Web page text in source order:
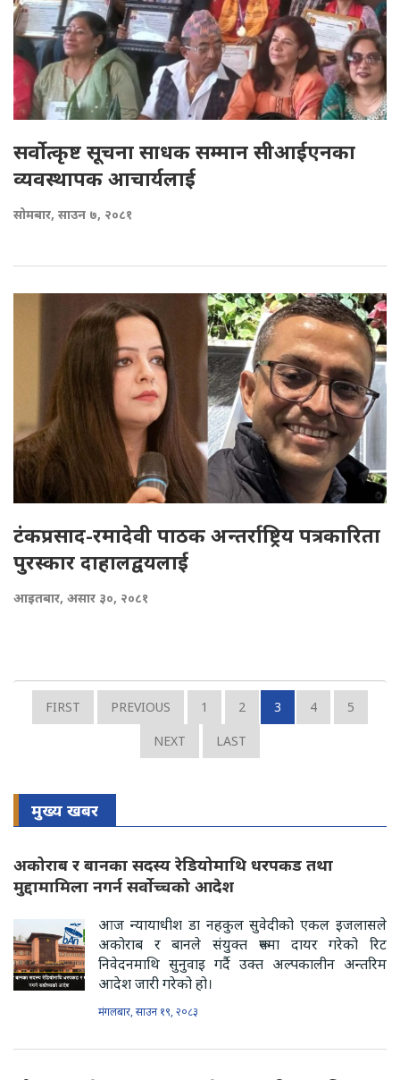
सर्वोत्कृष्ट सूचना साधक सम्मान सीआईएनका
व्यवस्थापक आचार्यलाई
सोमबार, साउन ७, २०८१
टंकप्रसाद-रमादेवी पाठक अन्तर्राष्ट्रिय पत्रकारिता
पुरस्कार दाहालद्वयलाई
आइतबार, असार ३०, २०८१
FIRST PREVIOUS 1 2 3 4
5
NEXT
LAST
मुख्य खबर
अकोराब र बानका सदस्य रेडियोमाथि धरपकड तथा
मुद्दामामिला नगर्न सर्वोच्चको आदेश
आज न्यायाधीश डा नहकुल सुवेदीको एकल इजलासले
अकोराब र बानले संयुक्त रूपमा दायर गरेको रिट
निवेदनमाथि सुनुवाइ गर्दै उक्त अल्पकालीन अन्तरिम
आदेश जारी गरेको हो।
मंगलबार, साउन १९, २०८३